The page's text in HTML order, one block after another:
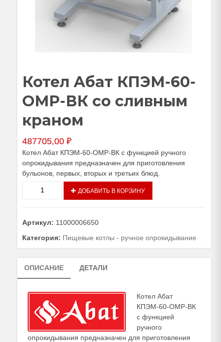
Котел Абат КПЭМ-60-
ОМР-ВК со сливным
краном
487705,00 ₽
Котел Абат КПЭМ-60-ОМР-ВК с функцией ручного
опрокидывания предназначен для приготовления
бульонов, первых, вторых и третьих блюд.
Котел
КПЭМ-60-
ОМР-
сливным
краном
ДОБАВИТЬ В КОРЗИНУ
Артикул: 11000006650
Категория: Пищевые котлы - ручное опрокидывание
ОПИСАНИЕ ДЕТАЛИ
Котел Абат
КПЭМ-60-ОМР-ВК
с функцией
ручного
опрокидывания предназначен для приготовления